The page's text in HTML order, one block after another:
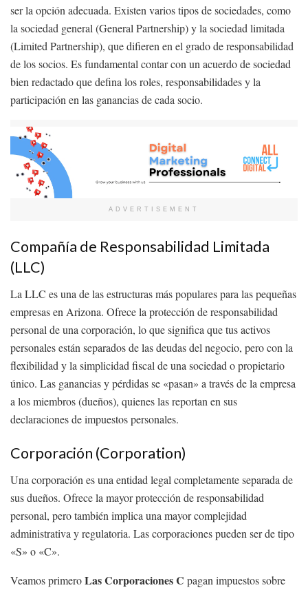
ser la opción adecuada. Existen varios tipos de sociedades, como
la sociedad general (General Partnership) y la sociedad limitada
(Limited Partnership), que difieren en el grado de responsabilidad
de los socios. Es fundamental contar con un acuerdo de sociedad
bien redactado que defina los roles, responsabilidades y la
participación en las ganancias de cada socio.
ADVERTISEMENT
Compañía de Responsabilidad Limitada
(LLC)
La LLC es una de las estructuras más populares para las pequeñas
empresas en Arizona. Ofrece la protección de responsabilidad
personal de una corporación, lo que significa que tus activos
personales están separados de las deudas del negocio, pero con la
flexibilidad y la simplicidad fiscal de una sociedad o propietario
único. Las ganancias y pérdidas se «pasan» a través de la empresa
a los miembros (dueños), quienes las reportan en sus
declaraciones de impuestos personales.
Corporación (Corporation)
Una corporación es una entidad legal completamente separada de
sus dueños. Ofrece la mayor protección de responsabilidad
personal, pero también implica una mayor complejidad
administrativa y regulatoria. Las corporaciones pueden ser de tipo
«S» o «C».
Veamos primeroLas Corporaciones C pagan impuestos sobre